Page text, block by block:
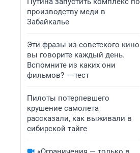
производству меди в
Забайкалье
Эти фразы из советского кино
вы говорите каждый день.
Вспомните из каких они
фильмов? — тест
Пилоты потерпевшего
крушение самолета
рассказали, как выживали в
сибирской тайге